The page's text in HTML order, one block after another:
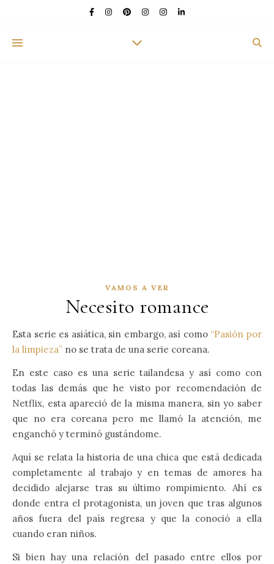
VAMOS A VER
Necesito romance
Esta serie es asiática, sin embargo, así como “Pasión por
la limpieza” no se trata de una serie coreana.
En este caso es una serie tailandesa y así como con
todas las demás que he visto por recomendación de
Netflix, esta apareció de la misma manera, sin yo saber
que no era coreana pero me llamó la atención, me
enganchó y terminó gustándome.
Aquí se relata la historia de una chica que está dedicada
completamente al trabajo y en temas de amores ha
decidido alejarse tras su último rompimiento. Ahí es
donde entra el protagonista, un joven que tras algunos
años fuera del país regresa y que la conoció a ella
cuando eran niños.
Si bien hay una relación del pasado entre ellos por